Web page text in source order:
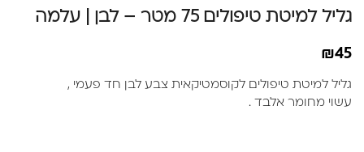
גליל למיטת טיפולים 75 מטר – לבן | עלמה
₪45
גליל למיטת טיפולים לקוסמטיקאית צבע לבן חד פעמי ,
עשוי מחומר אלבד .